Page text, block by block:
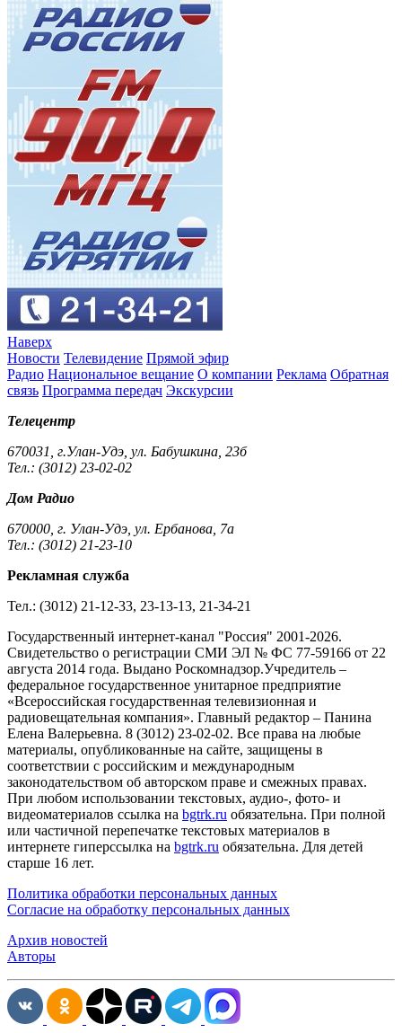
Наверх
Новости Телевидение Прямой эфир
Радио Национальное вещание О компании Реклама Обратная
связь Программа передач Экскурсии
Телецентр
670031, г.Улан-Удэ, ул. Бабушкина, 23б
Тел.: (3012) 23-02-02
Дом Радио
670000, г. Улан-Удэ, ул. Ербанова, 7а
Тел.: (3012) 21-23-10
Рекламная служба
Тел.: (3012) 21-12-33, 23-13-13, 21-34-21
Государственный интернет-канал "Россия" 2001-2026.
Cвидетельство о регистрации СМИ ЭЛ № ФС 77-59166 от 22
августа 2014 года. Выдано Роскомнадзор.Учредитель –
федеральное государственное унитарное предприятие
«Всероссийская государственная телевизионная и
радиовещательная компания». Главный редактор – Панина
Елена Валерьевна. 8 (3012) 23-02-02. Все права на любые
материалы, опубликованные на сайте, защищены в
соответствии с российским и международным
законодательством об авторском праве и смежных правах.
При любом использовании текстовых, аудио-, фото- и
видеоматериалов ссылка на bgtrk.ru обязательна. При полной
или частичной перепечатке текстовых материалов в
интернете гиперссылка на bgtrk.ru обязательна. Для детей
старше 16 лет.
Политика обработки персональных данных
Согласие на обработку персональных данных
Архив новостей
Авторы